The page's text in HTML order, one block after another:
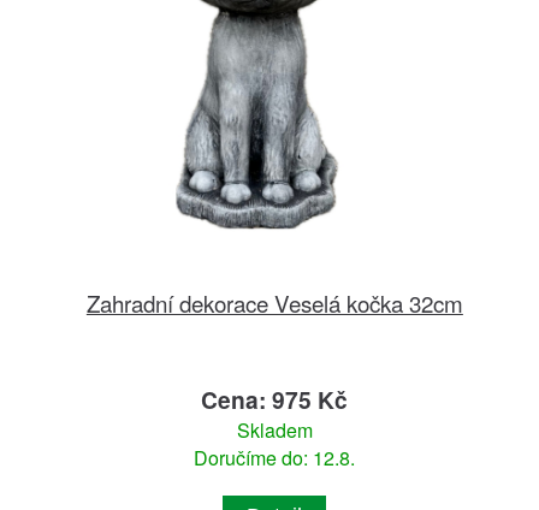
Zahradní dekorace Veselá kočka 32cm
Cena: 975 Kč
Skladem
Doručíme do: 12.8.